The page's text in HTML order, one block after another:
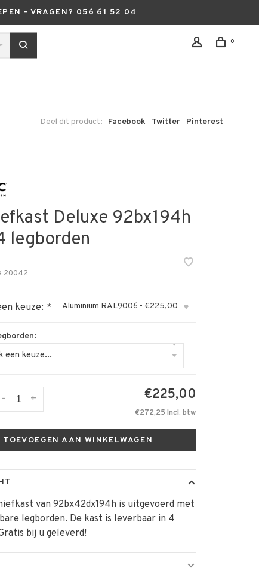
- VRAGEN? 056 61 52 04
0
Deel dit product: Facebook Twitter Pinterest
Deluxe 92bx194h
legborden
20042
keuze: * Aluminium RAL9006 - €225,00 ▾
een keuze...
▾
+
- €225,00
€272,25 Incl. btw
TOEVOEGEN AAN WINKELWAGEN
van 92bx42dx194h is uitgevoerd met
legborden. De kast is leverbaar in 4
bij u geleverd!